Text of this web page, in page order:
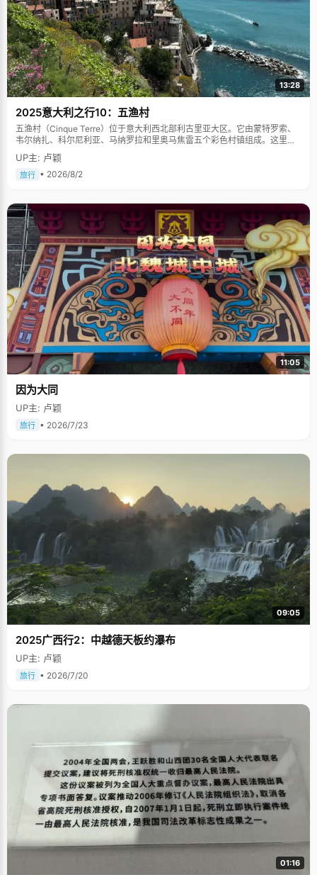
13:28
2025意大利之行10：五渔村
五渔村（Cinque Terre）位于意大利西北部利古里亚大区。它由蒙特罗索、
韦尔纳扎、科尔尼利亚、马纳罗拉和里奥马焦雷五个彩色村镇组成。这里依
山傍海，房屋色彩斑斓，1997年被列为世界文化遗产。
UP主: 卢颖
旅行 • 2026/8/2
11:05
因为大同
UP主: 卢颖
旅行 • 2026/7/23
09:05
2025广西行2：中越德天板约瀑布
UP主: 卢颖
旅行 • 2026/7/20
01:16